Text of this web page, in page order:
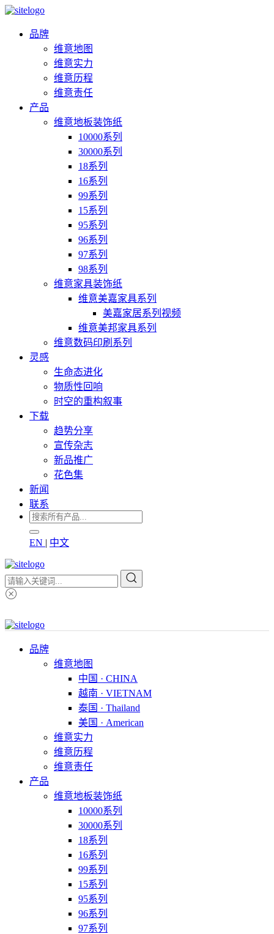
品牌
维意地图
维意实力
维意历程
维意责任
产品
维意地板装饰纸
10000系列
30000系列
18系列
16系列
99系列
15系列
95系列
96系列
97系列
98系列
维意家具装饰纸
维意美嘉家具系列
美嘉家居系列视频
维意美邦家具系列
维意数码印刷系列
灵感
生命态进化
物质性回响
时空的重构叙事
下载
趋势分享
宣传杂志
新品推广
花色集
新闻
联系
EN | 中文
品牌
维意地图
中国 · CHINA
越南 · VIETNAM
泰国 · Thailand
美国 · American
维意实力
维意历程
维意责任
产品
维意地板装饰纸
10000系列
30000系列
18系列
16系列
99系列
15系列
95系列
96系列
97系列